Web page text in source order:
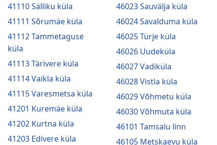
41110 Sälliku küla
41111 Sõrumäe küla
41112 Tammetaguse
küla
41113 Tärivere küla
41114 Vaikla küla
41115 Varesmetsa küla
41201 Kuremäe küla
41202 Kurtna küla
41203 Edivere küla
46023 Sauvälja küla
46024 Savalduma küla
46025 Türje küla
46026 Uudeküla
46027 Vadiküla
46028 Vistla küla
46029 Võhmetu küla
46030 Võhmuta küla
46101 Tamsalu linn
46105 Metskaevu küla